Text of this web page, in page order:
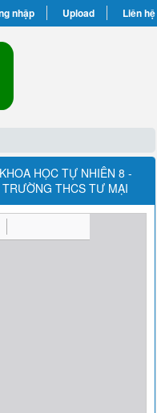
nhập Upload Liên hệ
HỌC TỰ NHIÊN 8 -
THCS TƯ MẠI